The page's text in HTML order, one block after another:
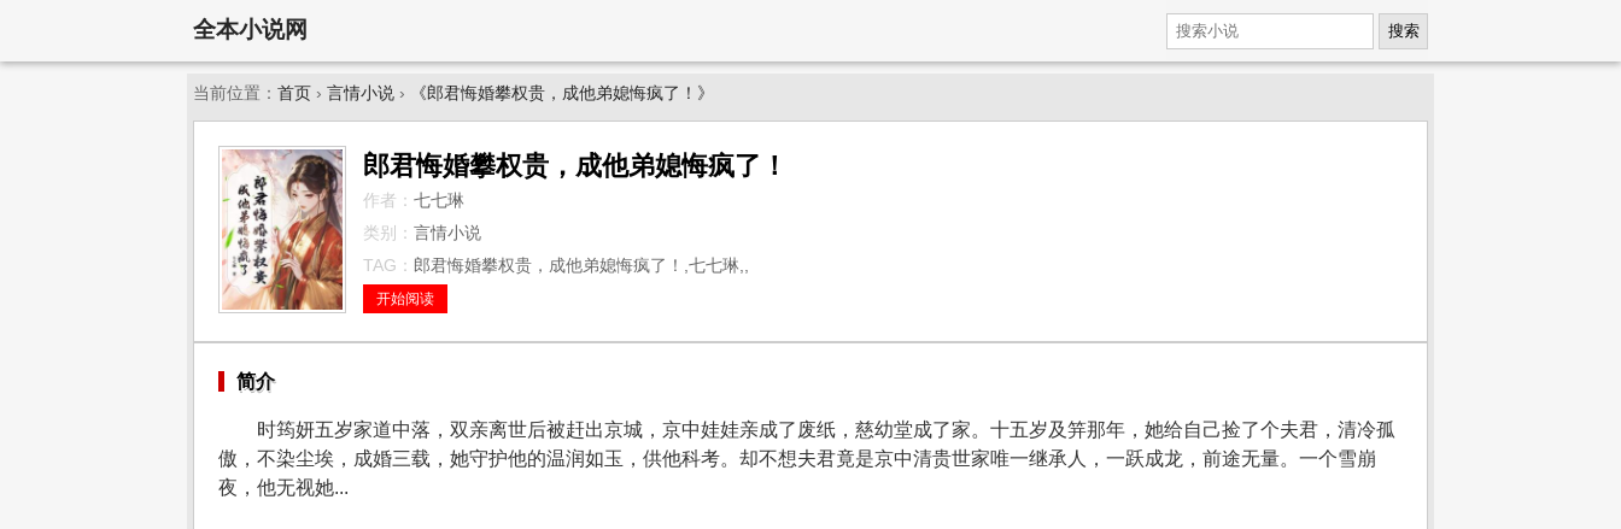
全本小说网 搜索
当前位置： 首页 › 言情小说 › 《郎君悔婚攀权贵，成他弟媳悔疯了！》
郎君悔婚攀权贵，成他弟媳悔疯了！
作者： 七七琳
类别： 言情小说
TAG： 郎君悔婚攀权贵，成他弟媳悔疯了！,七七琳,,
开始阅读
简介
时筠妍五岁家道中落，双亲离世后被赶出京城，京中娃娃亲成了废纸，慈幼堂成了家。十五岁及笄那年，她给自己捡了个夫君，清冷孤
傲，不染尘埃，成婚三载，她守护他的温润如玉，供他科考。却不想夫君竟是京中清贵世家唯一继承人，一跃成龙，前途无量。一个雪崩
夜，他无视她...